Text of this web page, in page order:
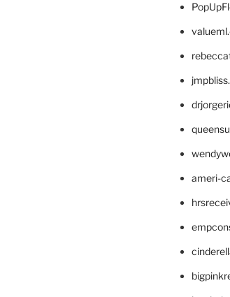
ameri-